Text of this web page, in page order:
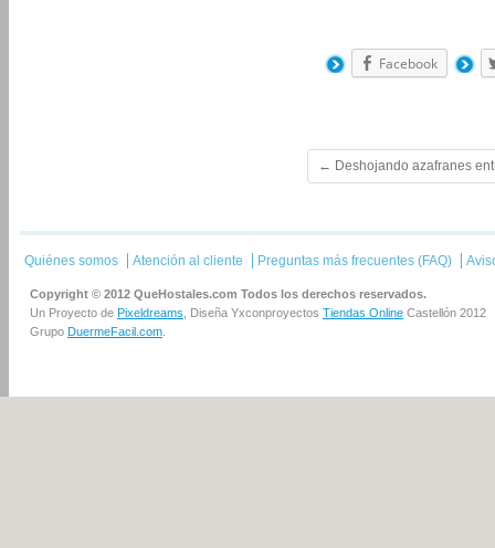
Facebook
← Deshojando azafranes
Quiénes somos Atención al cliente Preguntas más frecuentes (FAQ)
Copyright © 2012 QueHostales.com Todos los derechos reservados.
Un Proyecto de Pixeldreams , Diseña Yxconproyectos Tiendas Online Castellón 2012
Grupo DuermeFacil.com